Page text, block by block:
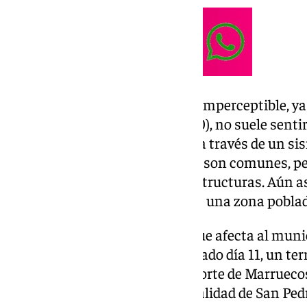
Sin embargo, el seísmo ha sido imperceptible,
en la escala de Richter (de 0 a 10), no suele
muy débil y que solo se detecta a través de un
terremotos de magnitudes 2 y 3 son comunes,
no afectan ni a personas ni a estructuras. Aún
epicentro se encuentra cerca de una zona
Este sería el tercer terremoto que afecta al
en estos últimos 30 días. El pasado día 11, un
escala Ritcher, que sacudió el norte de
Marbella, en concreto, en la localidad de San